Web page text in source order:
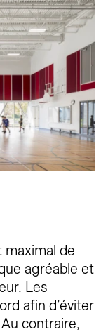
maximal de
agréable et
Les
afin d’éviter
contraire,